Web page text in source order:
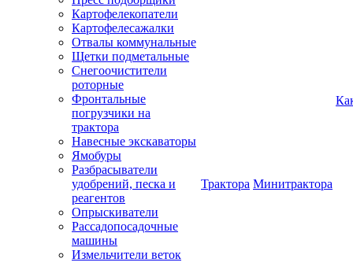
Картофелекопатели
Картофелесажалки
Отвалы коммунальные
Щетки подметальные
Снегоочистители
роторные
Фронтальные
погрузчики на
трактора
Навесные экскаваторы
Ямобуры
Разбрасыватели
удобрений, песка и
реагентов
Опрыскиватели
Рассадопосадочные
машины
Измельчители веток
Трактора Минитрактора